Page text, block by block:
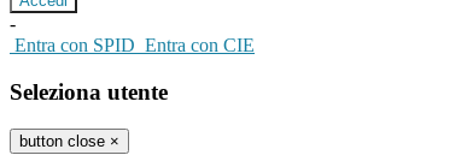
-
Entra con SPID Entra con CIE
Seleziona utente
button close ×